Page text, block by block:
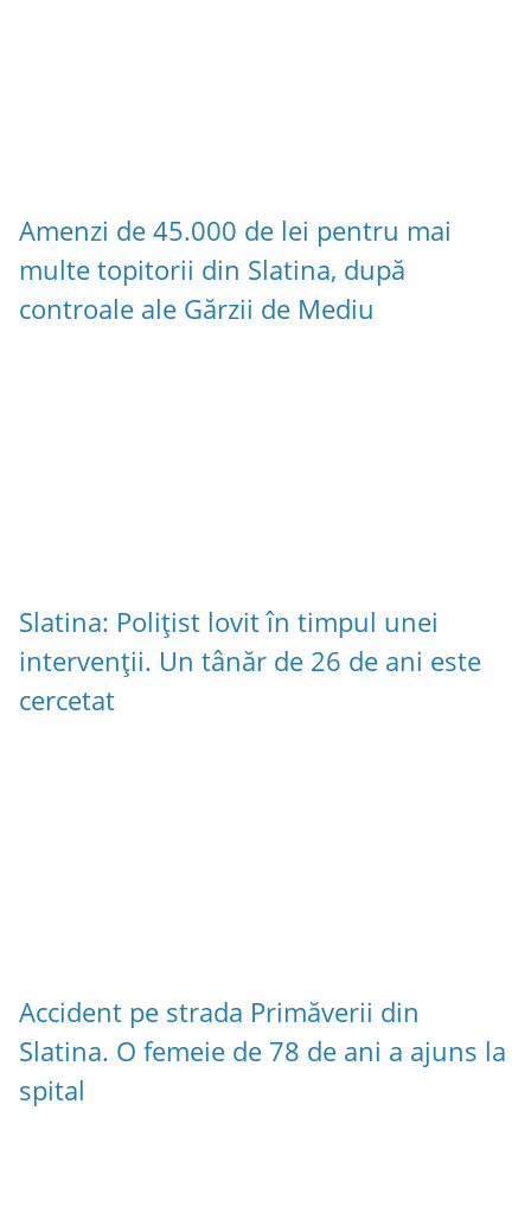
Amenzi de 45.000 de lei pentru mai
multe topitorii din Slatina, după
controale ale Gărzii de Mediu
Slatina: Polițist lovit în timpul unei
intervenții. Un tânăr de 26 de ani este
cercetat
Accident pe strada Primăverii din
Slatina. O femeie de 78 de ani a ajuns la
spital